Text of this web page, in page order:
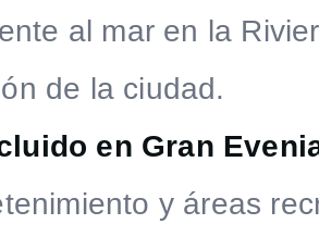
al mar en la
de la ciudad.
en Gran
y áreas